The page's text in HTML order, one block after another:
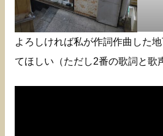
よろしければ私が作詞作曲した
てほしい（ただし2番の歌詞と歌